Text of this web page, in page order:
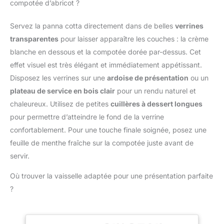
plateau. 【Pratique
Organisation】 Les 12
familles, pâtissiers
amateurs et
organisateurs de fête qui
veulent présenter
plusieurs portions
dimensions et manipulez
les tasses avec soin
avant le dressage final.
en restant fidèle aux
cm, suffisamment longue
pour éviter de vous
brûler les mains pendant
la mesure ; plage de
température : -50 ℃ ~
300 ℃ Économie
d'énergie : Fonction
d'arrêt automatique
patisserie s'éteindra
automatiquement après
10 minutes d'inactivité ;
de la mesure de la
cuisson à lecture
thermometre cuisson est
le lait, la cuisson et la
préparation de
confitures. Le guide du
thermomètre de cuisson
vous permet d'obtenir la
cuisson souhaitée
AFFICHAGE
CHANGEABLE : L'écran
facile à lire, vous permet
l'obscurité ou lorsque la
compotée d’abricot ?
Servez la panna cotta directement dans de belles verrines
transparentes pour laisser apparaître les couches : la crème
blanche en dessous et la compotée dorée par-dessus. Cet
effet visuel est très élégant et immédiatement appétissant.
Disposez les verrines sur une ardoise de présentation ou un
plateau de service en bois clair pour un rendu naturel et
chaleureux. Utilisez de petites cuillères à dessert longues
pour permettre d’atteindre le fond de la verrine
confortablement. Pour une touche finale soignée, posez une
feuille de menthe fraîche sur la compotée juste avant de
servir.
Où trouver la vaisselle adaptée pour une présentation parfaite
?